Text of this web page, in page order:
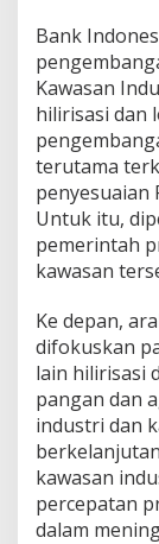
Bank
Kawasan
hilirisasi dan
terutama
penyesuaian
Untuk itu,
pemerintah
kawasan
Ke depan,
difokuskan
lain hilirisasi
pangan dan
industri dan
kawasan
percepatan
dalam